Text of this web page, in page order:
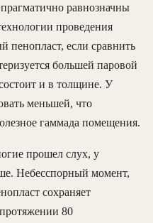
равнозначны
проведения
пенопласт, если сравнить
большей паровой
и в толщине. У
меньшей, что
гаммада помещения.
прошел слух, у
Небесспорный момент,
сохраняет
80